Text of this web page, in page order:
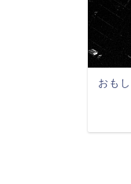
おも